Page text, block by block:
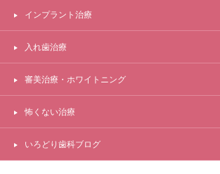
インプラント治療
入れ歯治療
審美治療・ホワイトニング
怖くない治療
いろどり歯科ブログ